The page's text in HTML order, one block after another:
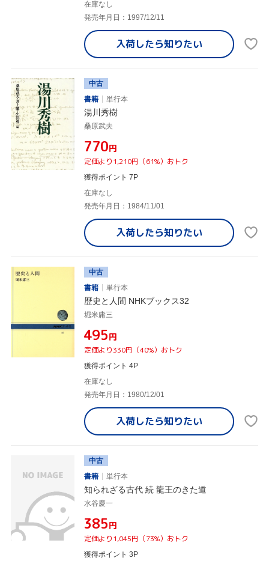
在庫なし
発売年月日：1997/12/11
入荷したら知りたい
中古
書籍
単行本
湯川秀樹
桑原武夫
¥770円
定価より1,210円（61%）おトク
獲得ポイント 7P
在庫なし
発売年月日：1984/11/01
入荷したら知りたい
中古
書籍
単行本
歴史と人間 NHKブックス32
堀米庸三
¥495円
定価より330円（40%）おトク
獲得ポイント 4P
在庫なし
発売年月日：1980/12/01
入荷したら知りたい
中古
書籍
単行本
知られざる古代 続 龍王のきた道
水谷慶一
¥385円
定価より1,045円（73%）おトク
獲得ポイント 3P